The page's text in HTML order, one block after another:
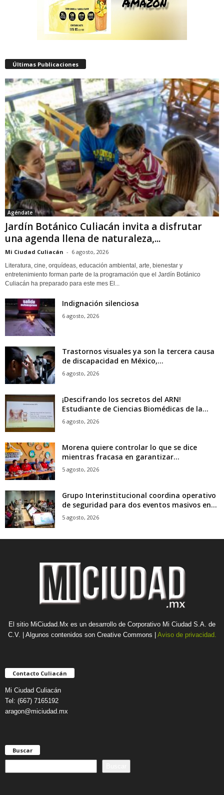
Últimas Publicaciones
Agéndate
Jardín Botánico Culiacán invita a disfrutar
una agenda llena de naturaleza,...
Mi Ciudad Culiacán - 6 agosto, 2026
Literatura, cine, orquídeas, educación ambiental, arte, bienestar y
entretenimiento forman parte de la programación que el Jardín Botánico
Culiacán ha preparado para este mes El...
Indignación silenciosa
6 agosto, 2026
Trastornos visuales ya son la tercera causa
de discapacidad en México,...
6 agosto, 2026
¡Descifrando los secretos del ARN!
Estudiante de Ciencias Biomédicas de la...
6 agosto, 2026
Morena quiere controlar lo que se dice
mientras fracasa en garantizar...
5 agosto, 2026
Grupo Interinstitucional coordina operativo
de seguridad para dos eventos masivos en...
5 agosto, 2026
El sitio MiCiudad.Mx es un desarrollo de Corporativo Mi Ciudad S.A. de
C.V. | Algunos contenidos son Creative Commons | Aviso de privacidad.
Contacto Culiacán
Mi Ciudad Culiacán
Tel: (667) 7165192
aragon@miciudad.mx
Buscar
u